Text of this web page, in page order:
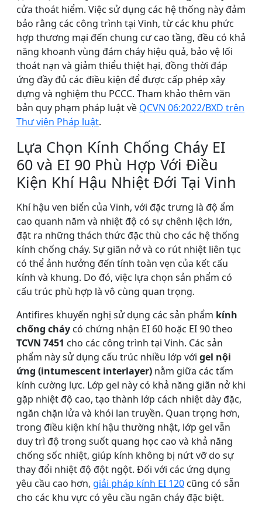
cửa thoát hiểm. Việc sử dụng các hệ thống này đảm
bảo rằng các công trình tại Vinh, từ các khu phức
hợp thương mại đến chung cư cao tầng, đều có khả
năng khoanh vùng đám cháy hiệu quả, bảo vệ lối
thoát nạn và giảm thiểu thiệt hại, đồng thời đáp
ứng đầy đủ các điều kiện để được cấp phép xây
dựng và nghiệm thu PCCC. Tham khảo thêm văn
bản quy phạm pháp luật về QCVN 06:2022/BXD trên
Thư viện Pháp luật.
Lựa Chọn Kính Chống Cháy EI
60 và EI 90 Phù Hợp Với Điều
Kiện Khí Hậu Nhiệt Đới Tại Vinh
Khí hậu ven biển của Vinh, với đặc trưng là độ ẩm
cao quanh năm và nhiệt độ có sự chênh lệch lớn,
đặt ra những thách thức đặc thù cho các hệ thống
kính chống cháy. Sự giãn nở và co rút nhiệt liên tục
có thể ảnh hưởng đến tính toàn vẹn của kết cấu
kính và khung. Do đó, việc lựa chọn sản phẩm có
cấu trúc phù hợp là vô cùng quan trọng.
Antifires khuyến nghị sử dụng các sản phẩm kính
chống cháy có chứng nhận EI 60 hoặc EI 90 theo
TCVN 7451 cho các công trình tại Vinh. Các sản
phẩm này sử dụng cấu trúc nhiều lớp với gel nội
ứng (intumescent interlayer) nằm giữa các tấm
kính cường lực. Lớp gel này có khả năng giãn nở khi
gặp nhiệt độ cao, tạo thành lớp cách nhiệt dày đặc,
ngăn chặn lửa và khói lan truyền. Quan trọng hơn,
trong điều kiện khí hậu thường nhật, lớp gel vẫn
duy trì độ trong suốt quang học cao và khả năng
chống sốc nhiệt, giúp kính không bị nứt vỡ do sự
thay đổi nhiệt độ đột ngột. Đối với các ứng dụng
yêu cầu cao hơn, giải pháp kính EI 120 cũng có sẵn
cho các khu vực có yêu cầu ngăn cháy đặc biệt.